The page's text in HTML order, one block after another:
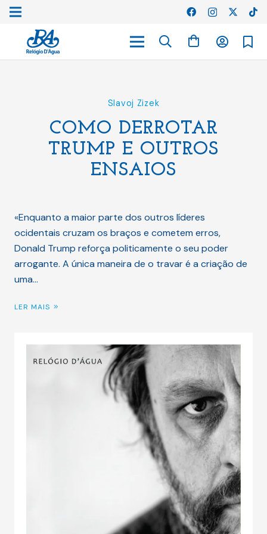
Slavoj Zizek
COMO DERROTAR
TRUMP E OUTROS
ENSAIOS
«Enquanto a maior parte dos outros líderes
ocidentais cruzam os braços e cometem erros,
Donald Trump reforça politicamente o seu poder
arrogante. A única maneira de o travar é a criação de
uma…
LER MAIS